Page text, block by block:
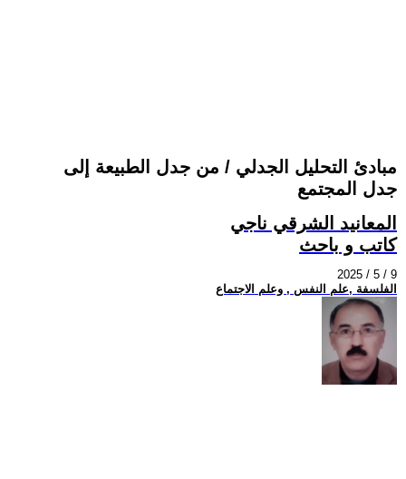
مبادئ التحليل الجدلي / من جدل الطبيعة إلى
جدل المجتمع
المعانيد الشرقي ناجي
كاتب و باحث
2025 / 5 / 9
الفلسفة ,علم النفس , وعلم الاجتماع